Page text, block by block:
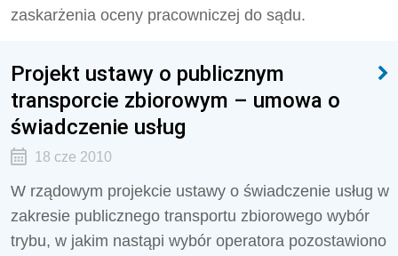
zaskarżenia oceny pracowniczej do sądu.
Projekt ustawy o publicznym
transporcie zbiorowym – umowa o
świadczenie usług
18 cze 2010
W rządowym projekcie ustawy o świadczenie usług w
zakresie publicznego transportu zbiorowego wybór
trybu, w jakim nastąpi wybór operatora pozostawiono